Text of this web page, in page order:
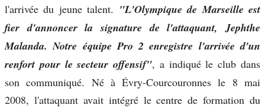
l'arrivée du jeune talent. "L'Olympique de Marseille est
fier d'annoncer la signature de l'attaquant, Jephthe
Malanda. Notre équipe Pro 2 enregistre l'arrivée d'un
renfort pour le secteur offensif", a indiqué le club dans
son communiqué. Né à Évry-Courcouronnes le 8 mai
2008, l'attaquant avait intégré le centre de formation du